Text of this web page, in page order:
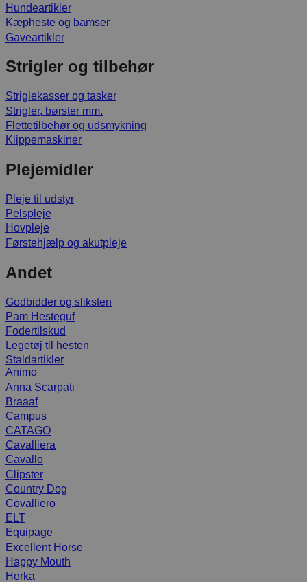
Hundeartikler
Kæpheste og bamser
Gaveartikler
Strigler og tilbehør
Striglekasser og tasker
Strigler, børster mm.
Flettetilbehør og udsmykning
Klippemaskiner
Plejemidler
Pleje til udstyr
Pelspleje
Hovpleje
Førstehjælp og akutpleje
Andet
Godbidder og sliksten
Pam Hesteguf
Fodertilskud
Legetøj til hesten
Staldartikler
Animo
Anna Scarpati
Braaaf
Campus
CATAGO
Cavalliera
Cavallo
Clipster
Country Dog
Covalliero
ELT
Equipage
Excellent Horse
Happy Mouth
Horka